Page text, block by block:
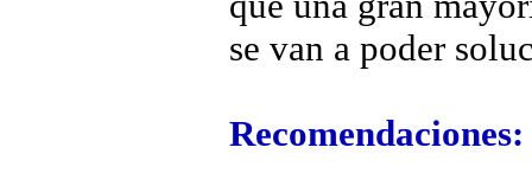
se van a poder
Recomendaciones: